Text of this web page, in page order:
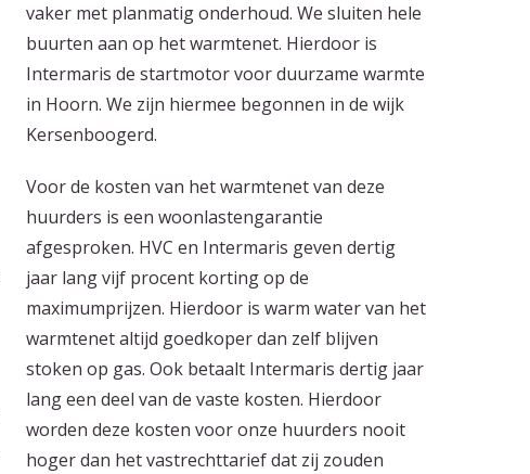
vaker met planmatig onderhoud. We sluiten hele
buurten aan op het warmtenet. Hierdoor is
Intermaris de startmotor voor duurzame warmte
in Hoorn. We zijn hiermee begonnen in de wijk
Kersenboogerd.
Voor de kosten van het warmtenet van deze
huurders is een woonlastengarantie
afgesproken. HVC en Intermaris geven dertig
jaar lang vijf procent korting op de
maximumprijzen. Hierdoor is warm water van het
warmtenet altijd goedkoper dan zelf blijven
stoken op gas. Ook betaalt Intermaris dertig jaar
lang een deel van de vaste kosten. Hierdoor
worden deze kosten voor onze huurders nooit
hoger dan het vastrechttarief dat zij zouden